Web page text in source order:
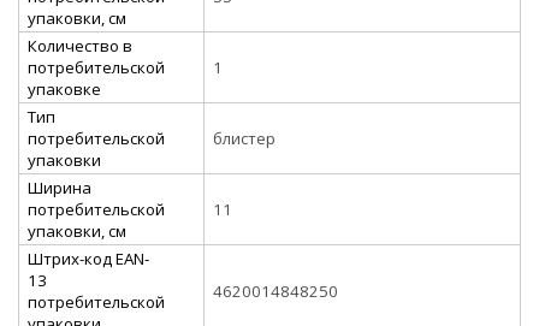
упаковки, см
Количество в
потребительской
упаковке
1
Тип
потребительской
упаковки
блистер
Ширина
потребительской
упаковки, см
11
Штрих-код EAN-
13
потребительской
4620014848250